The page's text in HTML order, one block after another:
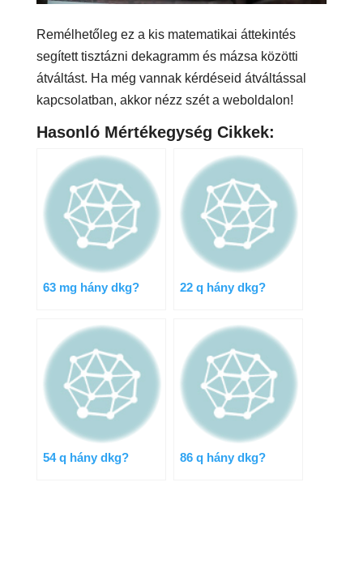
Remélhetőleg ez a kis matematikai áttekintés
segített tisztázni dekagramm és mázsa közötti
átváltást. Ha még vannak kérdéseid átváltással
kapcsolatban, akkor nézz szét a weboldalon!
Hasonló Mértékegység Cikkek:
63 mg hány dkg? 22 q hány dkg?
54 q hány dkg? 86 q hány dkg?